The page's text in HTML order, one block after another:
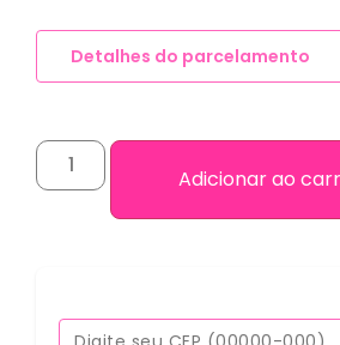
Detalhes do parcelamento
Adicionar ao